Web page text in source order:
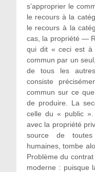
s’approprier le
le recours à la
le recours à la
cas, la propriété —
qui dit « ceci est
commun par un
de tous les
consiste
commun sur ce
de produire. La
celle du « public
avec la propriété
source de
humaines, tombe
Problème du
moderne : puisque